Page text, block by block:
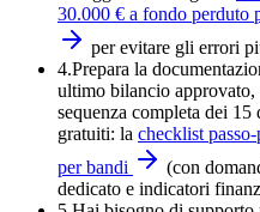
30.000 € a fondo perduto
per evitare gli errori
4.Prepara la
ultimo bilancio approvato,
sequenza completa dei
gratuiti: la checklist
per bandi
(con
dedicato e indicatori